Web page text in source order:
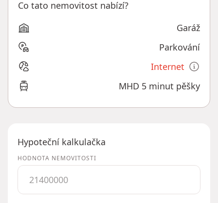
Co tato nemovitost nabízí?
Garáž
Parkování
Internet
MHD 5 minut pěšky
Hypoteční kalkulačka
HODNOTA NEMOVITOSTI